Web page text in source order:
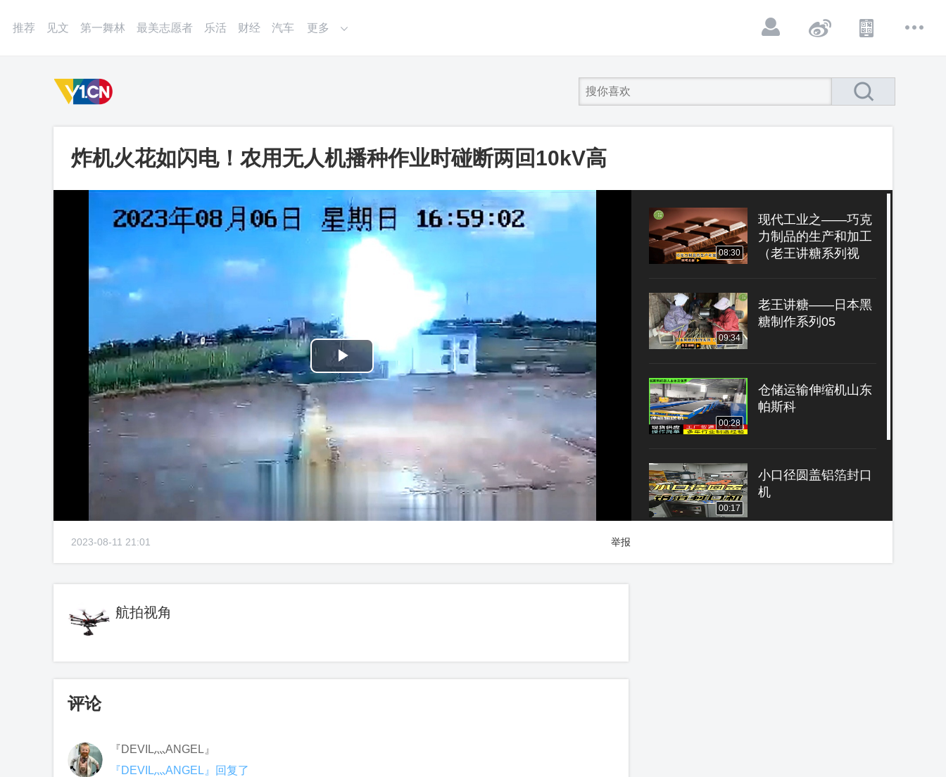
推荐 见文 第一舞林 最美志愿者 乐活 财经 汽车 更多
炸机火花如闪电！农用无人机播种作业时碰断两回10kV高
压线路_第一视频
Play
Video
08:30
现代工业之——巧克
力制品的生产和加工
（老王讲糖系列视
09:34
老王讲糖——日本黑
糖制作系列05
00:28
仓储运输伸缩机山东
帕斯科
00:17
小口径圆盖铝箔封口
机
液压升降小型皮带伸
2023-08-11 21:01 举报
航拍视角
评论
『DEVIL灬ANGEL』
『DEVIL灬ANGEL』回复了